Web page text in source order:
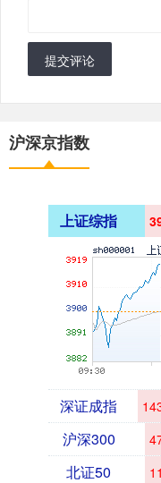
提交评论
沪深京指数
上证综指
深证成指
沪深300
北证50